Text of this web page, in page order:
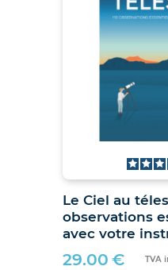
Jumelles
hibou »
89.90€
En stock